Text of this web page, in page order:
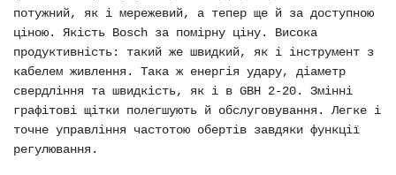
потужний, як і мережевий, а тепер ще й за доступною
ціною. Якість Bosch за помірну ціну. Висока
продуктивність: такий же швидкий, як і інструмент з
кабелем живлення. Така ж енергія удару, діаметр
свердління та швидкість, як і в GBH 2-20. Змінні
графітові щітки полегшують й обслуговування. Легке і
точне управління частотою обертів завдяки функції
регулювання.